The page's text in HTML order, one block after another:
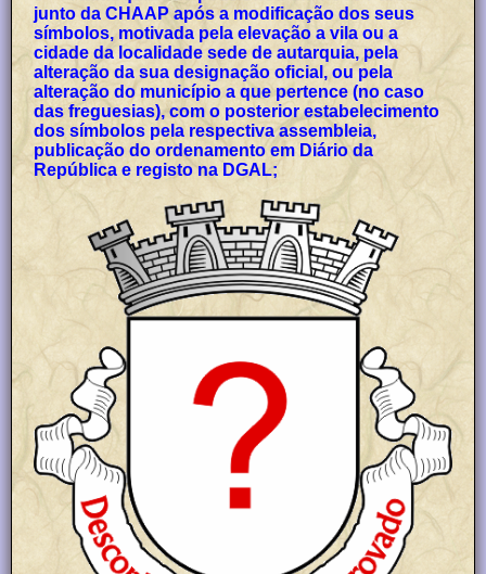
junto da CHAAP após a modificação dos seus
símbolos, motivada pela elevação a vila ou a
cidade da localidade sede de autarquia, pela
alteração da sua designação oficial, ou pela
alteração do município a que pertence (no caso
das freguesias), com o posterior estabelecimento
dos símbolos pela respectiva assembleia,
publicação do ordenamento em Diário da
República e registo na DGAL;